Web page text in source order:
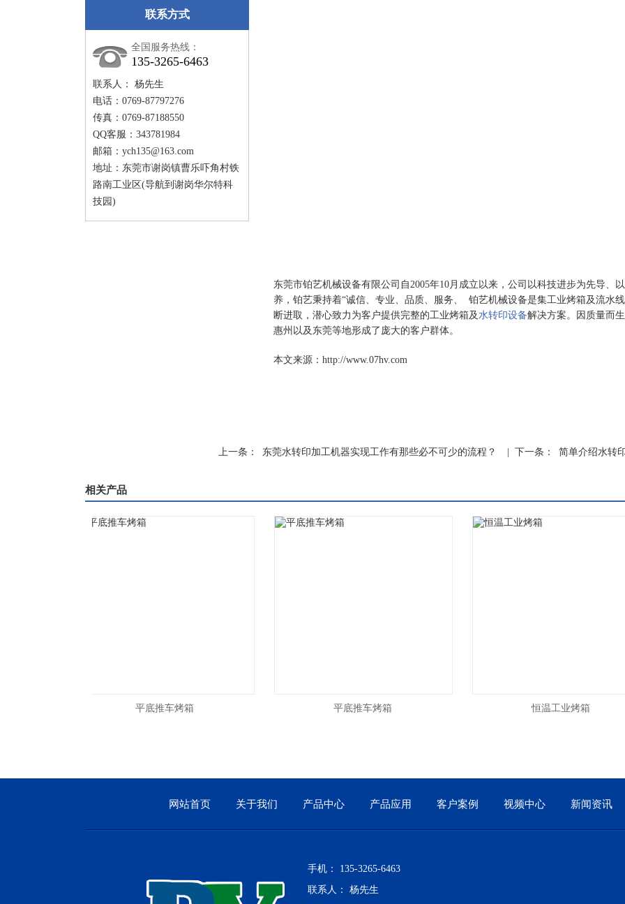
联系方式
全国服务热线：
135-3265-6463
联系人： 杨先生
电话：0769-87797276
传真：0769-87188550
QQ客服：343781984
邮箱： ych135@163.com
地址：东莞市谢岗镇曹乐吓角村铁
路南工业区(导航到谢岗华尔特科
技园)
东莞市铂艺机械设备有限公司自2005年10月成立以来，公司以科技进步为先导、
养，铂艺秉持着“诚信、专业、品质、服务、 铂艺机械设备是集工业烤箱及流水
断进取，潜心致力为客户提供完整的工业烤箱及水转印设备解决方案。因质量而
惠州以及东莞等地形成了庞大的客户群体。
本文来源：http://www.07hv.com
上一条： 东莞水转印加工机器实现工作有那些必不可少的流程？ | 下一条： 简单介绍水转
相关产品
平底推车烤箱 平底推车烤箱 恒温工业烤箱
网站首页 关于我们 产品中心 产品应用 客户案例 视频中心 新闻资讯
手机： 135-3265-6463
联系人： 杨先生